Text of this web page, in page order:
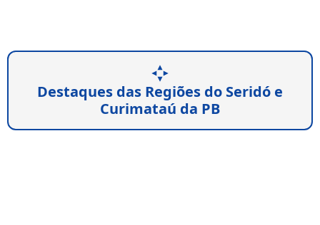
Destaques das Regiões do Seridó e
Curimataú da PB